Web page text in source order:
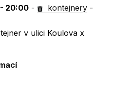
- 20:00 - kontejnery -
v ulici Koulova x